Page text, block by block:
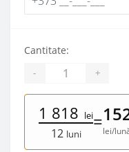
Cantitate:
- +
1 818 lei
12 luni
=lei/